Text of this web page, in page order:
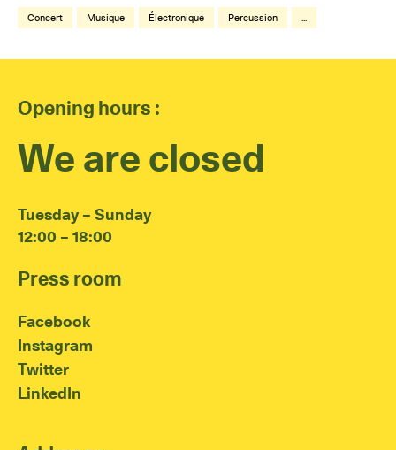
Concert Musique Électronique Percussion ...
Opening hours :
We are closed
Tuesday – Sunday
12:00 – 18:00
Press room
Facebook
Instagram
Twitter
LinkedIn